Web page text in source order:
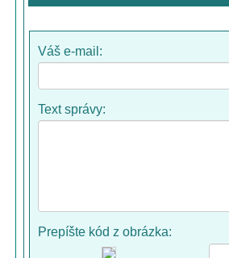
Váš e-mail:
Text správy:
Prepíšte kód z obrázka: